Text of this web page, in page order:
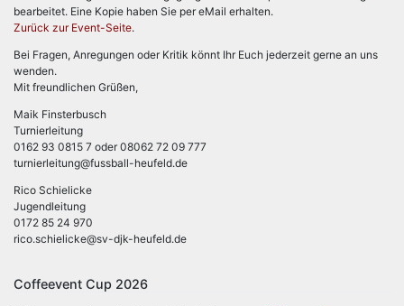
bearbeitet. Eine Kopie haben Sie per eMail erhalten.
Zurück zur Event-Seite.
Bei Fragen, Anregungen oder Kritik könnt Ihr Euch jederzeit gerne an uns
wenden.
Mit freundlichen Grüßen,
Maik Finsterbusch
Turnierleitung
0162 93 0815 7 oder 08062 72 09 777
turnierleitung@fussball-heufeld.de
Rico Schielicke
Jugendleitung
0172 85 24 970
rico.schielicke@sv-djk-heufeld.de
Coffeevent Cup 2026